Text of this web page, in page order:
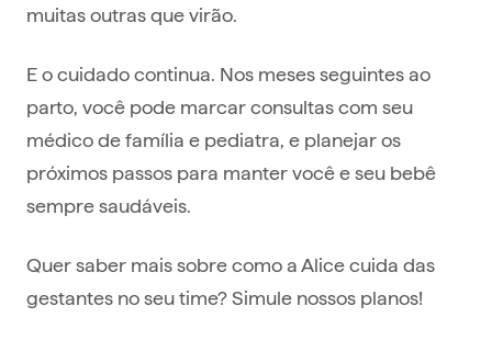
muitas outras que virão.
E o cuidado continua. Nos meses seguintes ao
parto, você pode marcar consultas com seu
médico de família e pediatra, e planejar os
próximos passos para manter você e seu bebê
sempre saudáveis.
Quer saber mais sobre como a Alice cuida das
gestantes no seu time? Simule nossos planos!